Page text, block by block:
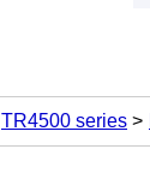
TR4500 series